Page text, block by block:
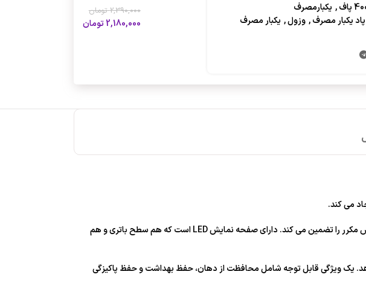
پاف , یکبارمصرف
پاد یکبار مصرف, وزول, یکبار مصرف
2,390,000 تومان
2,180,000 تومان
این مدل که برند VOZOL است، ظرفیت قابل توجهی بیش از 40000 پاف را ارائه می دهد که استفاده طولانی مدت بدون نیاز به تعویض مکرر را تضمین می کند. دارای صفحه نمایش LED است که هم سطح باتری و هم
دهد. یک ویژگی قابل توجه شامل محافظت از دهان، حفظ بهداشت و حفظ پاکیزگی